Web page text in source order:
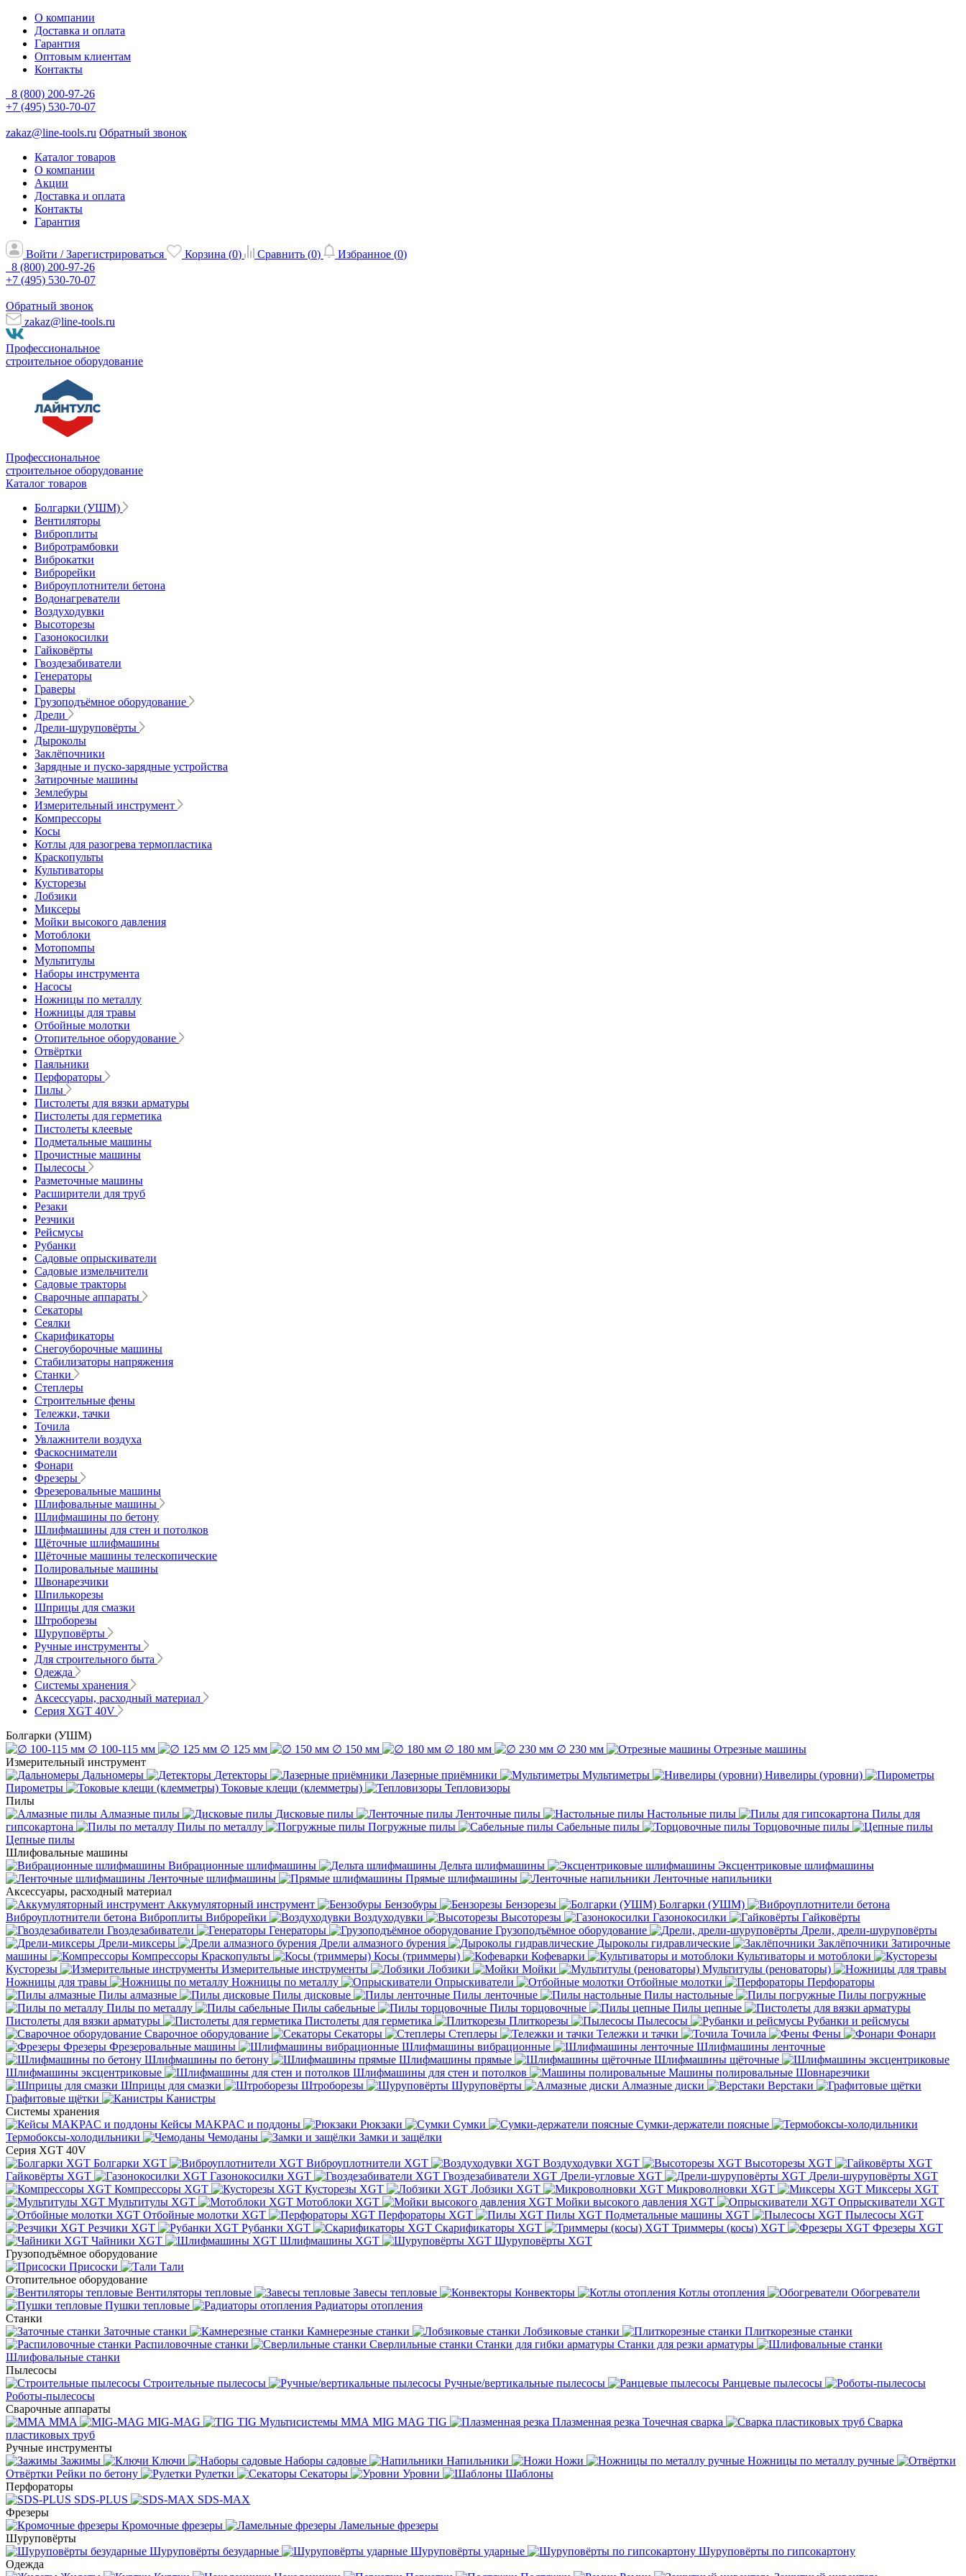
О компании
Доставка и оплата
Гарантия
Оптовым клиентам
Контакты
8 (800) 200-97-26
+7 (495) 530-70-07
zakaz@line-tools.ru Обратный звонок
Каталог товаров
О компании
Акции
Доставка и оплата
Контакты
Гарантия
Войти / Зарегистрироваться Корзина (0) Сравнить (0) Избранное (0)
8 (800) 200-97-26
+7 (495) 530-70-07
Обратный звонок
zakaz@line-tools.ru
Профессиональное
строительное оборудование
Профессиональное
строительное оборудование
Каталог товаров
Болгарки (УШМ)
Вентиляторы
Виброплиты
Вибротрамбовки
Виброкатки
Виброрейки
Виброуплотнители бетона
Водонагреватели
Воздуходувки
Высоторезы
Газонокосилки
Гайковёрты
Гвоздезабиватели
Генераторы
Граверы
Грузоподъёмное оборудование
Дрели
Дрели-шуруповёрты
Дыроколы
Заклёпочники
Зарядные и пуско-зарядные устройства
Затирочные машины
Землебуры
Измерительный инструмент
Компрессоры
Косы
Котлы для разогрева термопластика
Краскопульты
Культиваторы
Кусторезы
Лобзики
Миксеры
Мойки высокого давления
Мотоблоки
Мотопомпы
Мультитулы
Наборы инструмента
Насосы
Ножницы по металлу
Ножницы для травы
Отбойные молотки
Отопительное оборудование
Отвёртки
Паяльники
Перфораторы
Пилы
Пистолеты для вязки арматуры
Пистолеты для герметика
Пистолеты клеевые
Подметальные машины
Прочистные машины
Пылесосы
Разметочные машины
Расширители для труб
Резаки
Резчики
Рейсмусы
Рубанки
Садовые опрыскиватели
Садовые измельчители
Садовые тракторы
Сварочные аппараты
Секаторы
Сеялки
Скарификаторы
Снегоуборочные машины
Стабилизаторы напряжения
Станки
Степлеры
Строительные фены
Тележки, тачки
Точила
Увлажнители воздуха
Фаскосниматели
Фонари
Фрезеры
Фрезеровальные машины
Шлифовальные машины
Шлифмашины по бетону
Шлифмашины для стен и потолков
Щёточные шлифмашины
Щёточные машины телескопические
Полировальные машины
Швонарезчики
Шпилькорезы
Шприцы для смазки
Штроборезы
Шуруповёрты
Ручные инструменты
Для строительного быта
Одежда
Системы хранения
Аксессуары, расходный материал
Серия XGT 40V
Болгарки (УШМ)
∅ 100-115 мм
∅ 125 мм ∅ 150 мм ∅ 180 мм ∅ 230 мм
Отрезные машины
Измерительный инструмент
Дальномеры
Детекторы Лазерные приёмники Мультиметры
Нивелиры (уровни)
Пирометры
Токовые клещи (клемметры)
Тепловизоры
Пилы
Алмазные пилы
Дисковые пилы Ленточные пилы Настольные пилы
Пилы для
гипсокартона
Пилы по металлу Погружные пилы Сабельные пилы
Торцовочные пилы
Цепные пилы
Шлифовальные машины
Вибрационные шлифмашины
Дельта шлифмашины
Эксцентриковые шлифмашины
Ленточные шлифмашины
Прямые шлифмашины
Ленточные напильники
Аксессуары, расходный материал
Аккумуляторный инструмент
Бензобуры Бензорезы
Болгарки (УШМ)
Виброуплотнители бетона Виброплиты Виброрейки Воздуходувки Высоторезы Газонокосилки
Гайковёрты
Гвоздезабиватели
Генераторы Грузоподъёмное оборудование
Дрели, дрели-шуруповёрты
Дрели-миксеры
Дрели алмазного бурения Дыроколы гидравлические Заклёпочники Затирочные
машины
Компрессоры Краскопульты Косы (триммеры) Кофеварки
Культиваторы и мотоблоки
Кусторезы
Измерительные инструменты Лобзики Мойки
Мультитулы (реноваторы)
Ножницы для травы
Ножницы по металлу Опрыскиватели Отбойные молотки
Перфораторы
Пилы алмазные
Пилы дисковые Пилы ленточные Пилы настольные
Пилы погружные
Пилы по металлу
Пилы сабельные Пилы торцовочные
Пилы цепные
Пистолеты для вязки арматуры
Пистолеты для герметика Плиткорезы Пылесосы
Рубанки и рейсмусы
Сварочное оборудование
Секаторы Степлеры Тележки и тачки Точила Фены
Фонари
Фрезеры Фрезеровальные машины Шлифмашины вибрационные
Шлифмашины ленточные
Шлифмашины по бетону
Шлифмашины прямые
Шлифмашины щёточные
Шлифмашины эксцентриковые
Шлифмашины для стен и потолков Машины полировальные Шовнарезчики
Шприцы для смазки
Штроборезы Шуруповёрты Алмазные диски
Верстаки
Графитовые щётки
Канистры
Системы хранения
Кейсы MAKPAC и поддоны
Рюкзаки Сумки
Сумки-держатели поясные
Термобоксы-холодильники
Чемоданы
Замки и защёлки
Серия XGT 40V
Болгарки XGT
Виброуплотнители XGT Воздуходувки XGT
Высоторезы XGT
Гайковёрты XGT
Газонокосилки XGT Гвоздезабиватели XGT Дрели-угловые XGT
Дрели-шуруповёрты XGT
Компрессоры XGT
Кусторезы XGT Лобзики XGT Микроволновки XGT
Миксеры XGT
Мультитулы XGT
Мотоблоки XGT Мойки высокого давления XGT
Опрыскиватели XGT
Отбойные молотки XGT
Перфораторы XGT Пилы XGT Подметальные машины XGT
Пылесосы XGT
Резчики XGT
Рубанки XGT Скарификаторы XGT Триммеры (косы) XGT
Фрезеры XGT
Чайники XGT
Шлифмашины XGT
Шуруповёрты XGT
Грузоподъёмное оборудование
Присоски
Тали
Отопительное оборудование
Вентиляторы тепловые
Завесы тепловые Конвекторы Котлы отопления
Обогреватели
Пушки тепловые
Радиаторы отопления
Станки
Заточные станки
Камнерезные станки Лобзиковые станки
Плиткорезные станки
Распиловочные станки
Сверлильные станки Станки для гибки арматуры Станки для резки арматуры
Шлифовальные станки
Пылесосы
Строительные пылесосы
Ручные/вертикальные пылесосы
Ранцевые пылесосы
Роботы-пылесосы
Сварочные аппараты
MMA
MIG-MAG TIG Мультисистемы ММА MIG MAG TIG Плазменная резка Точечная сварка
Cварка
пластиковых труб
Ручные инструменты
Зажимы
Ключи Наборы садовые Напильники Ножи
Ножницы по металлу ручные
Отвёртки Рейки по бетону Рулетки Секаторы Уровни
Шаблоны
Перфораторы
SDS-PLUS
SDS-MAX
Фрезеры
Кромочные фрезеры
Ламельные фрезеры
Шуруповёрты
Шуруповёрты безударные
Шуруповёрты ударные
Шуруповёрты по гипсокартону
Одежда